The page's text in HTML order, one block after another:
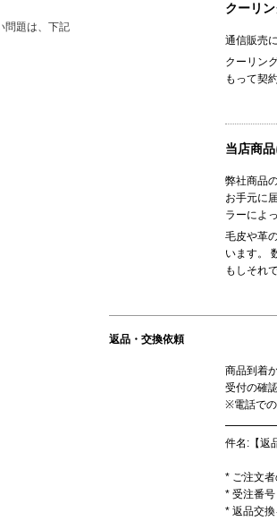
クーリ
通信販売
クーリン
もって契
当店商
弊社商品
お手元に
ラーによ
毛皮や革
います。
もしそれ
返品・交換依頼
商品到着
受付の確
※電話で
件名:【返
* ご注文
* 受注番号
* 返品交